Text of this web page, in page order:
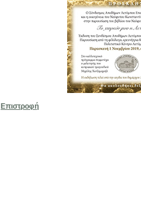
Επιστροφή